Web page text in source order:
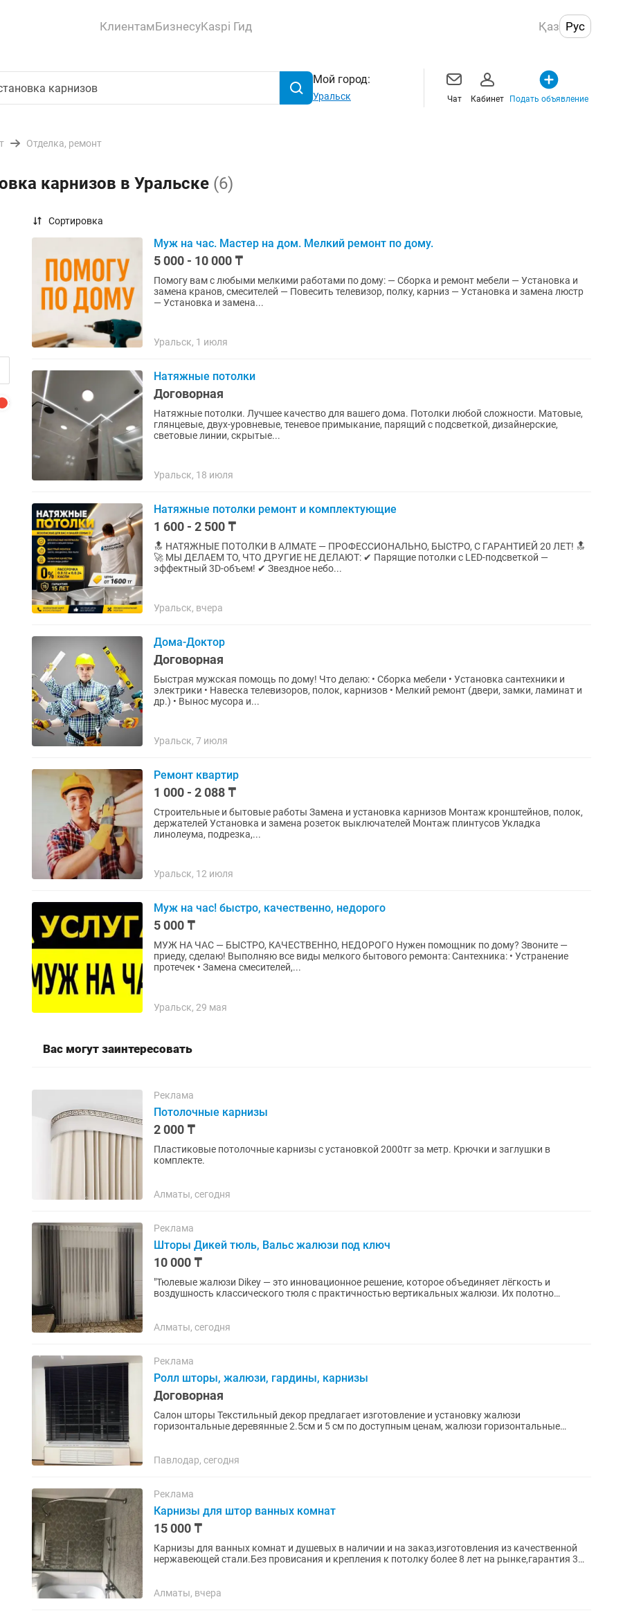
КлиентамБизнесуKaspi Гид Қаз Рус
Мой город:
Уральск Чат Кабинет Подать объявление
Отделка, ремонт
карнизов в Уральске (6)
Сортировка
Муж на час. Мастер на дом. Мелкий ремонт по дому.
5 000 - 10 000 ₸
Помогу вам с любыми мелкими работами по дому: — Сборка и ремонт мебели — Установка и
замена кранов, смесителей — Повесить телевизор, полку, карниз — Установка и замена люстр
— Установка и замена...
Уральск, 1 июля
Натяжные потолки
Договорная
Натяжные потолки. Лучшее качество для вашего дома. Потолки любой сложности. Матовые,
глянцевые, двух-уровневые, теневое примыкание, парящий с подсветкой, дизайнерские,
световые линии, скрытые...
Уральск, 18 июля
Натяжные потолки ремонт и комплектующие
1 600 - 2 500 ₸
🔝 НАТЯЖНЫE ПОTОЛКИ В АЛМАТЕ — ПPОФЕCСИOHAЛЬHO, БЫСТРO, С ГАРAHTИEЙ 20 ЛET! 🔝
🚀 МЫ ДЕЛАЕМ ТО, ЧТО ДРУГИЕ НЕ ДЕЛАЮТ: ✔ Парящие потолки c LЕD-подcветкoй —
эффeктный 3D-oбъем! ✔ Звездное небо...
Уральск, вчера
Дома-Доктор
Договорная
Быстрая мужская помощь по дому! Что делаю: • Сборка мебели • Установка сантехники и
электрики • Навеска телевизоров, полок, карнизов • Мелкий ремонт (двери, замки, ламинат и
др.) • Вынос мусора и...
Уральск, 7 июля
Ремонт квартир
1 000 - 2 088 ₸
Строительные и бытовые работы Замена и установка карнизов Монтаж кронштейнов, полок,
держателей Установка и замена розеток выключателей Монтаж плинтусов Укладка
линолеума, подрезка,...
Уральск, 12 июля
Муж на час! быстро, качественно, недорого
5 000 ₸
МУЖ НА ЧАС — БЫСТРО, КАЧЕСТВЕННО, НЕДОРОГО Нужен помощник по дому? Звоните —
приеду, сделаю! Выполняю все виды мелкого бытового ремонта: Сантехника: • Устранение
протечек • Замена смесителей,...
Уральск, 29 мая
Вас могут заинтересовать
Реклама
Потолочные карнизы
2 000 ₸
Пластиковые потолочные карнизы с установкой 2000тг за метр. Крючки и заглушки в
комплекте.
Алматы, сегодня
Реклама
Шторы Дикей тюль, Вальс жалюзи под ключ
10 000 ₸
"Тюлевые жалюзи Dikey — это инновационное решение, которое объединяет лёгкость и
воздушность классического тюля с практичностью вертикальных жалюзи. Их полотно
Алматы, сегодня
Реклама
Ролл шторы, жалюзи, гардины, карнизы
Договорная
Салон шторы Текстильный декор предлагает изготовление и установку жалюзи
горизонтальные деревянные 2.5см и 5 см по доступным ценам, жалюзи горизонтальные
Павлодар, сегодня
Реклама
Карнизы для штор ванных комнат
15 000 ₸
Карнизы для ванных комнат и душевых в наличии и на заказ,изготовления из качественной
нержавеющей стали.Без провисания и крепления к потолку более 8 лет на рынке,гарантия 3
Алматы, вчера